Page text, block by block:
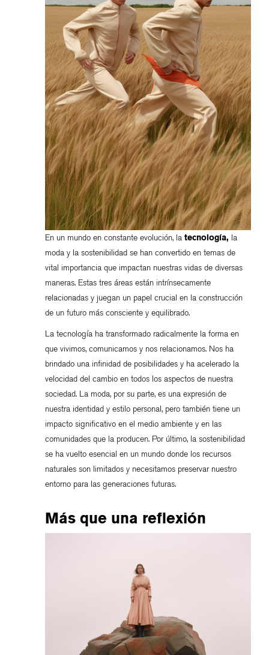
En un mundo en constante evolución, latecnología, la
moda y la sostenibilidad se han convertido en temas de
vital importancia que impactan nuestras vidas de diversas
maneras. Estas tres áreas están intrínsecamente
relacionadas y juegan un papel crucial en la construcción
de un futuro más consciente y equilibrado.
La tecnología ha transformado radicalmente la forma en
que vivimos, comunicamos y nos relacionamos. Nos ha
brindado una infinidad de posibilidades y ha acelerado la
velocidad del cambio en todos los aspectos de nuestra
sociedad. La moda, por su parte, es una expresión de
nuestra identidad y estilo personal, pero también tiene un
impacto significativo en el medio ambiente y en las
comunidades que la producen. Por último, la sostenibilidad
se ha vuelto esencial en un mundo donde los recursos
naturales son limitados y necesitamos preservar nuestro
entorno para las generaciones futuras.
Más que una reflexión